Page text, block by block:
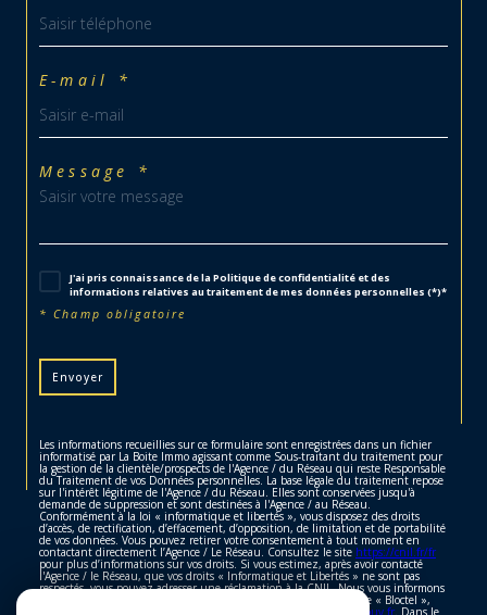
E-mail *
Message *
J'ai pris connaissance de la Politique de confidentialité et des
informations relatives au traitement de mes données personnelles (*)*
* Champ obligatoire
Envoyer
Les informations recueillies sur ce formulaire sont enregistrées dans un fichier
informatisé par La Boite Immo agissant comme Sous-traitant du traitement pour
la gestion de la clientèle/prospects de l'Agence / du Réseau qui reste Responsable
du Traitement de vos Données personnelles. La base légale du traitement repose
sur l'intérêt légitime de l'Agence / du Réseau. Elles sont conservées jusqu'à
demande de suppression et sont destinées à l'Agence / au Réseau.
Conformément à la loi « informatique et libertés », vous disposez des droits
d’accès, de rectification, d’effacement, d’opposition, de limitation et de portabilité
de vos données. Vous pouvez retirer votre consentement à tout moment en
contactant directement l’Agence / Le Réseau. Consultez le site https://cnil.fr/fr
pour plus d’informations sur vos droits. Si vous estimez, après avoir contacté
l'Agence / le Réseau, que vos droits « Informatique et Libertés » ne sont pas
respectés, vous pouvez adresser une réclamation à la CNIL. Nous vous informons
de l’existence de la liste d'opposition au démarchage téléphonique « Bloctel »,
https://www.bloctel.gouv.fr . Dans le